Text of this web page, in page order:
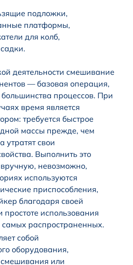
подложки,
платформы,
для колб,
деятельности смешивание
— базовая операция,
процессов. При
время является
требуется быстрое
массы прежде, чем
утратят свои
Выполнить это
вручную, невозможно,
используются
приспособления,
благодаря своей
простоте использования
самых распространенных.
собой
оборудования,
или